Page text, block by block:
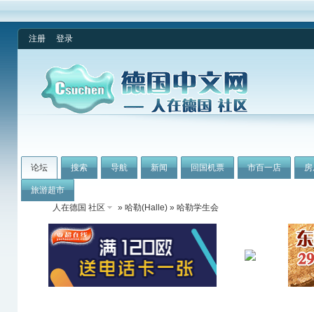
注册 登录
论坛 搜索 导航 新闻 回国机票 市百一店
旅游超市
人在德国 社区
» 哈勒(Halle) » 哈勒学生会